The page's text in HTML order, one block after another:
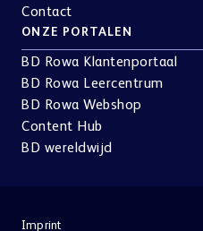
Contact
ONZE PORTALEN
BD Rowa Klantenportaal
BD Rowa Leercentrum
BD Rowa Webshop
Content Hub
BD wereldwijd
Imprint